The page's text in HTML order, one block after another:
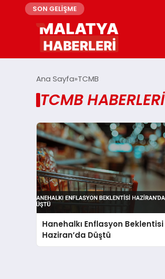
SON GELİŞME
Ana Sayfa TCMB
TCMB HABERLERI
Hanehalkı Enflasyon Beklentisi
Haziran’da Düştü